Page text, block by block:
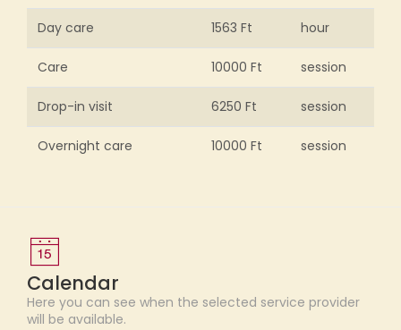
Day care 1563 Ft hour
Care 10000 Ft session
Drop-in visit 6250 Ft session
Overnight care 10000 Ft session
Calendar
Here you can see when the selected service provider
will be available.